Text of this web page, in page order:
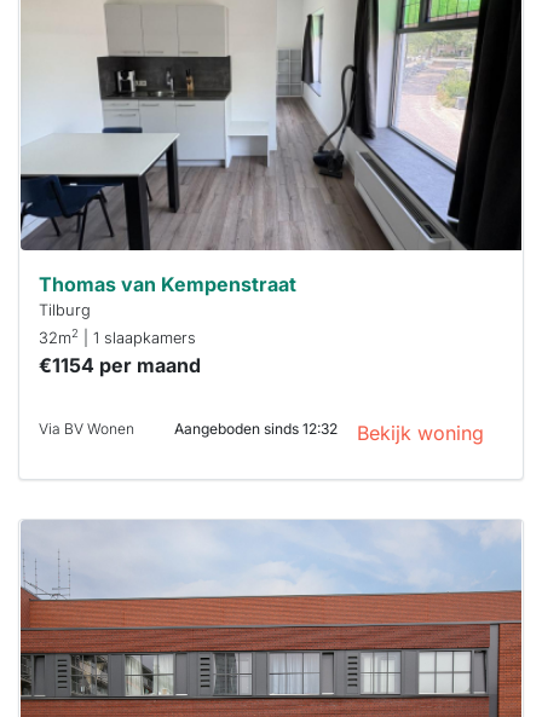
al verhuurd
maken moet je
binnen 15
minuten
reageren.
Stekkies helpt
je hierbij!
Thomas van Kempenstraat
Tilburg
32m2 | 1 slaapkamers
€1154 per maand
Via BV Wonen Aangeboden sinds 12:32 Bekijk woning
al verhuurd
Om kans te
maken moet je
binnen 15
minuten
reageren.
Stekkies helpt